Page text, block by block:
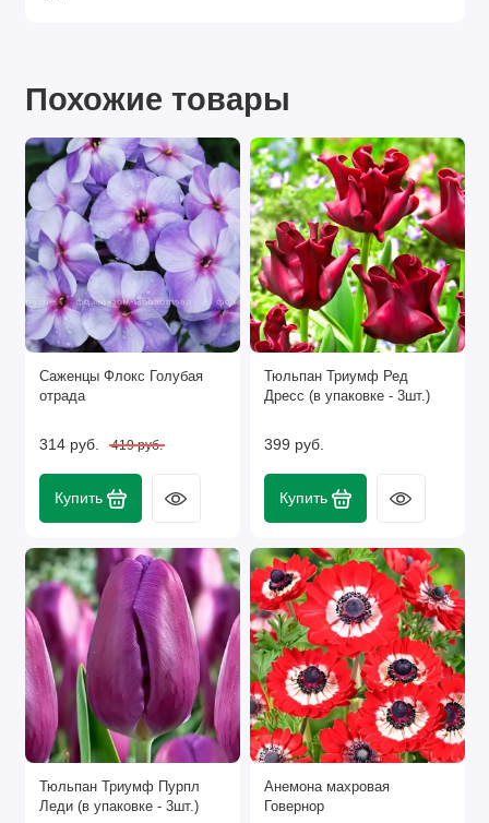
Похожие товары
Саженцы Флокс Голубая
отрада
314 руб. 419 руб.
Купить
Тюльпан Триумф Ред
Дресс (в упаковке - 3шт.)
399 руб.
Купить
Тюльпан Триумф Пурпл
Леди (в упаковке - 3шт.)
Анемона махровая
Говернор